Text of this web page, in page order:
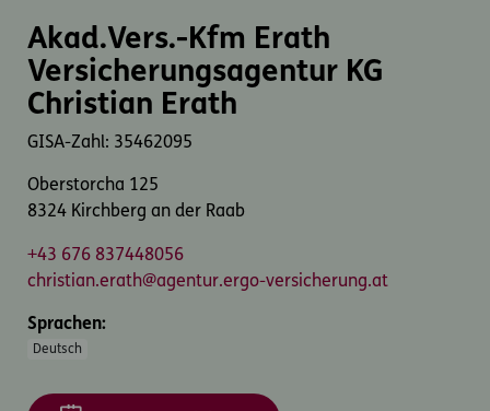
Akad.Vers.-Kfm Erath
Versicherungsagentur KG
Christian Erath
GISA-Zahl: 35462095
Oberstorcha 125
8324 Kirchberg an der Raab
+43 676 837448056
christian.erath@agentur.ergo-versicherung.at
Sprachen:
Deutsch